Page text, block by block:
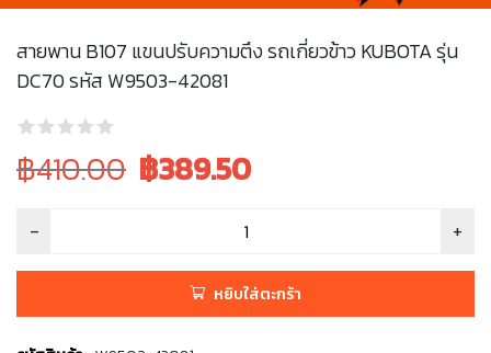
สายพาน B107 แขนปรับความตึง รถเกี่ยวข้าว KUBOTA รุ่น
DC70 รหัส W9503-42081
Original
price
was:
฿410.00 Current
฿389.50
หยิบใส่ตะกร้า